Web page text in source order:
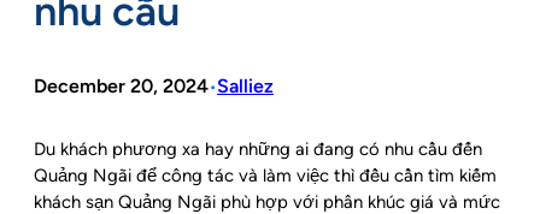
nhu cầu
December 20, 2024•Salliez
Du khách phương xa hay những ai đang có nhu cầu đến
Quảng Ngãi để công tác và làm việc thì đều cần tìm kiếm
khách sạn Quảng Ngãi phù hợp với phân khúc giá và mức